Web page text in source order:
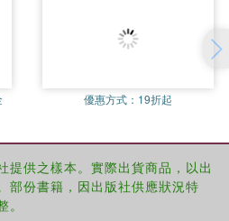
優惠方式： 19折起
提供之樣本。實際出貨商品，以出
部份書籍，因出版社供應狀況特